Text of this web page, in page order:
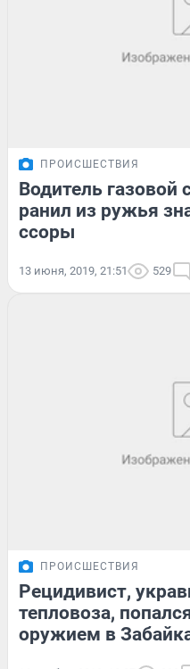
ПРОИСШЕСТВИЯ
Водитель
ранил из ружья
ссоры
13 июня, 2019, 21:51 529
ПРОИСШЕСТВИЯ
Рецидивист,
тепловоза,
оружием в